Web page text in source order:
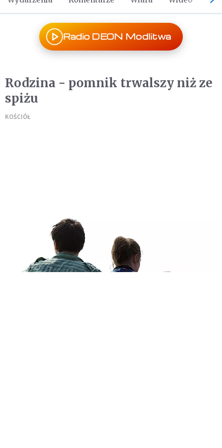
Radio DEON Modlitwa
Rodzina - pomnik trwalszy niż ze
spiżu
KOŚCIÓŁ